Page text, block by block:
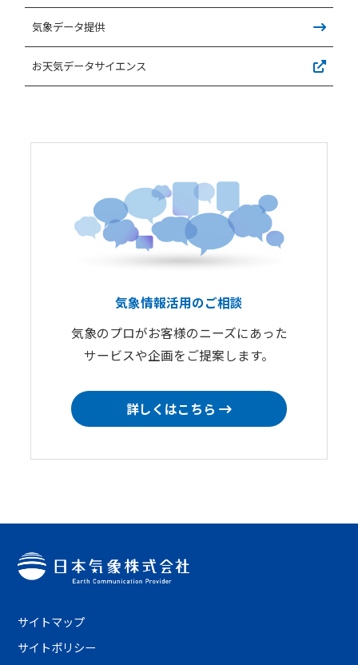
気象データ提供
お天気データサイエンス
気象情報活用のご相談
気象のプロがお客様のニーズにあった
サービスや企画をご提案します。
詳しくはこちら
サイトマップ
サイトポリシー